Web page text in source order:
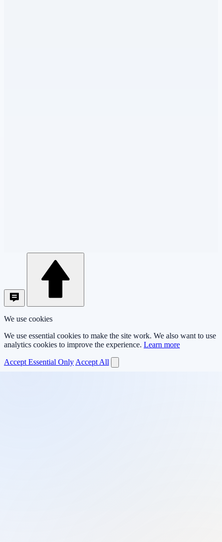
We use cookies
We use essential cookies to make the site work. We also want to use
analytics cookies to improve the experience. Learn more
Accept Essential Only Accept All